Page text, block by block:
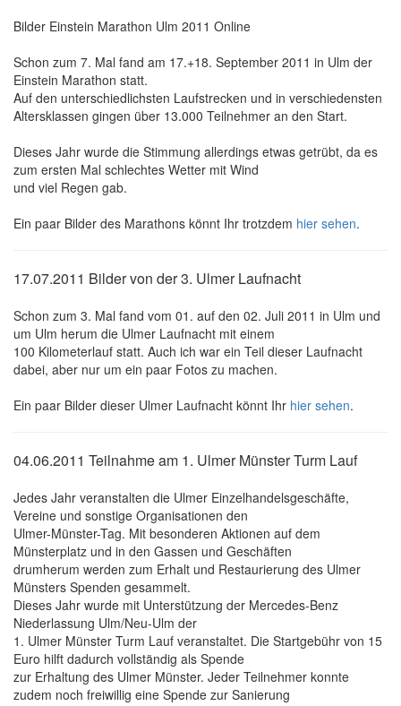
Bilder Einstein Marathon Ulm 2011 Online
Schon zum 7. Mal fand am 17.+18. September 2011 in Ulm der
Einstein Marathon statt.
Auf den unterschiedlichsten Laufstrecken und in verschiedensten
Altersklassen gingen über 13.000 Teilnehmer an den Start.
Dieses Jahr wurde die Stimmung allerdings etwas getrübt, da es
zum ersten Mal schlechtes Wetter mit Wind
und viel Regen gab.
Ein paar Bilder des Marathons könnt Ihr trotzdem hier sehen.
17.07.2011 Bilder von der 3. Ulmer Laufnacht
Schon zum 3. Mal fand vom 01. auf den 02. Juli 2011 in Ulm und
um Ulm herum die Ulmer Laufnacht mit einem
100 Kilometerlauf statt. Auch ich war ein Teil dieser Laufnacht
dabei, aber nur um ein paar Fotos zu machen.
Ein paar Bilder dieser Ulmer Laufnacht könnt Ihr hier sehen.
04.06.2011 Teilnahme am 1. Ulmer Münster Turm Lauf
Jedes Jahr veranstalten die Ulmer Einzelhandelsgeschäfte,
Vereine und sonstige Organisationen den
Ulmer-Münster-Tag. Mit besonderen Aktionen auf dem
Münsterplatz und in den Gassen und Geschäften
drumherum werden zum Erhalt und Restaurierung des Ulmer
Münsters Spenden gesammelt.
Dieses Jahr wurde mit Unterstützung der Mercedes-Benz
Niederlassung Ulm/Neu-Ulm der
1. Ulmer Münster Turm Lauf veranstaltet. Die Startgebühr von 15
Euro hilft dadurch vollständig als Spende
zur Erhaltung des Ulmer Münster. Jeder Teilnehmer konnte
zudem noch freiwillig eine Spende zur Sanierung